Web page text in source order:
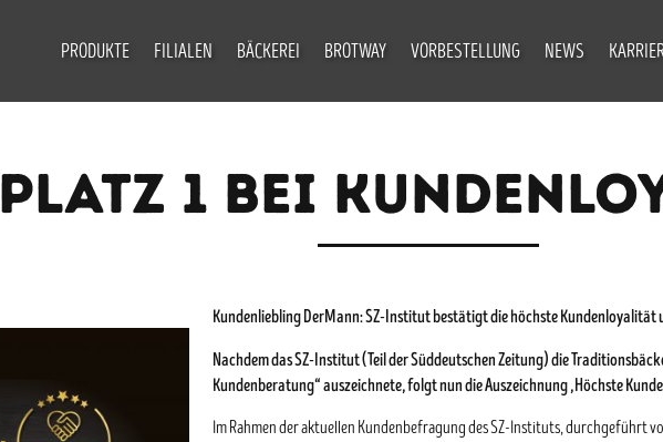
PRODUKTE FILIALEN BÄCKEREI BROTWAY VORBESTELLUNG NEWS
PLATZ 1 BEI
Kundenliebling DerMann: SZ-Institut bestätigt die höchste Kundenloyalität
Nachdem das SZ-Institut (Teil der Süddeutschen Zeitung) die
Kundenberatung“ auszeichnete, folgt nun die Auszeichnung „Höchste
Im Rahmen der aktuellen Kundenbefragung des SZ-Instituts, durchgeführt